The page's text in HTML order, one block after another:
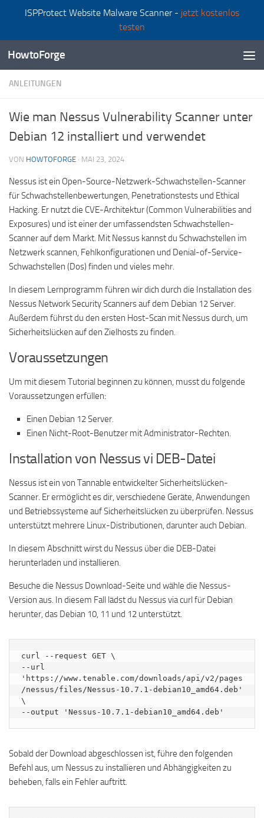
ISPProtect Website Malware Scanner - jetzt kostenlos
testen
Zum Inhalt springen
HowtoForge
ANLEITUNGEN
Wie man Nessus Vulnerability Scanner unter
Debian 12 installiert und verwendet
VON HOWTOFORGE · MAI 23, 2024
Nessus ist ein Open-Source-Netzwerk-Schwachstellen-Scanner
für Schwachstellenbewertungen, Penetrationstests und Ethical
Hacking. Er nutzt die CVE-Architektur (Common Vulnerabilities and
Exposures) und ist einer der umfassendsten Schwachstellen-
Scanner auf dem Markt. Mit Nessus kannst du Schwachstellen im
Netzwerk scannen, Fehlkonfigurationen und Denial-of-Service-
Schwachstellen (Dos) finden und vieles mehr.
In diesem Lernprogramm führen wir dich durch die Installation des
Nessus Network Security Scanners auf dem Debian 12 Server.
Außerdem führst du den ersten Host-Scan mit Nessus durch, um
Sicherheitslücken auf den Zielhosts zu finden.
Voraussetzungen
Um mit diesem Tutorial beginnen zu können, musst du folgende
Voraussetzungen erfüllen:
Einen Debian 12 Server.
Einen Nicht-Root-Benutzer mit Administrator-Rechten.
Installation von Nessus vi DEB-Datei
Nessus ist ein von Tannable entwickelter Sicherheitslücken-
Scanner. Er ermöglicht es dir, verschiedene Geräte, Anwendungen
und Betriebssysteme auf Sicherheitslücken zu überprüfen. Nessus
unterstützt mehrere Linux-Distributionen, darunter auch Debian.
In diesem Abschnitt wirst du Nessus über die DEB-Datei
herunterladen und installieren.
Besuche die Nessus Download-Seite und wähle die Nessus-
Version aus. In diesem Fall lädst du Nessus via curl für Debian
herunter, das Debian 10, 11 und 12 unterstützt.
curl --request GET \
--url
'https://www.tenable.com/downloads/api/v2/pages
/nessus/files/Nessus-10.7.1-debian10_amd64.deb'
\
--output 'Nessus-10.7.1-debian10_amd64.deb'
Sobald der Download abgeschlossen ist, führe den folgenden
Befehl aus, um Nessus zu installieren und Abhängigkeiten zu
beheben, falls ein Fehler auftritt.